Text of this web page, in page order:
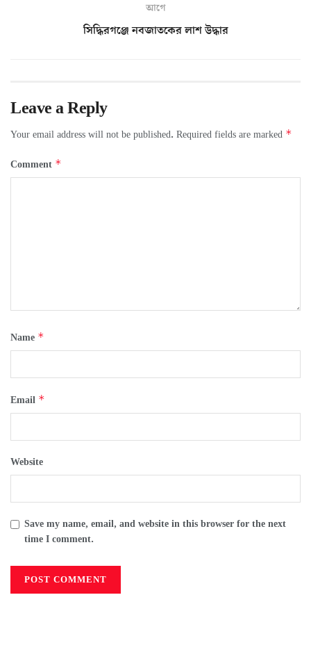
আগে
সিদ্ধিরগঞ্জে নবজাতকের লাশ উদ্ধার
Leave a Reply
Your email address will not be published. Required fields are marked *
Comment *
Name *
Email *
Website
Save my name, email, and website in this browser for the next
time I comment.